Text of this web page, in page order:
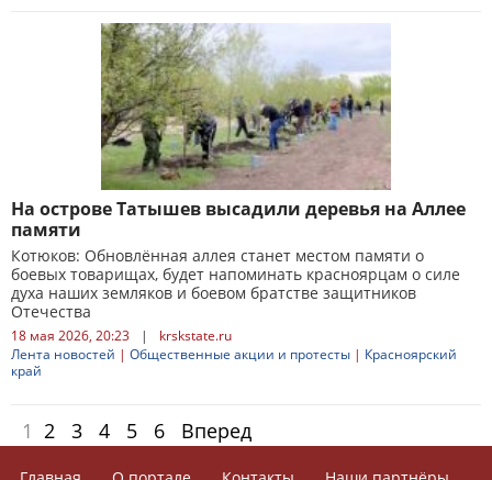
На острове Татышев высадили деревья на Аллее
памяти
Котюков: Обновлённая аллея станет местом памяти о
боевых товарищах, будет напоминать красноярцам о силе
духа наших земляков и боевом братстве защитников
Отечества
18 мая 2026, 20:23 |
krskstate.ru
Лента новостей | Общественные акции и протесты | Красноярский
край
1 2 3 4 5 6 Вперед